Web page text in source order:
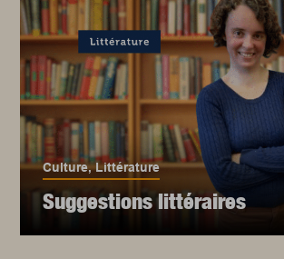
Culture,Littérature
Suggestions littéraires